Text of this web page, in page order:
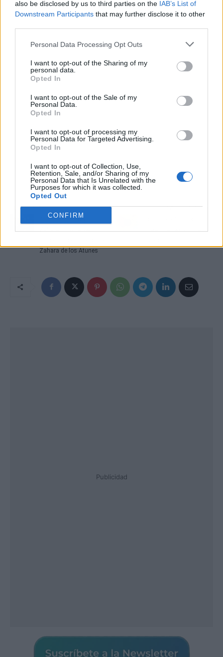
also be disclosed by us to third parties on the IAB’s List of
Downstream Participants that may further disclose it to other
Personal Data Processing Opt Outs
I want to opt-out of the Sharing of my
personal data.
Opted In
I want to opt-out of the Sale of my
Personal Data.
Opted In
I want to opt-out of processing my
Personal Data for Targeted Advertising.
Opted In
I want to opt-out of Collection, Use,
Retention, Sale, and/or Sharing of my
Personal Data that Is Unrelated with the
Purposes for which it was collected.
Opted Out
CONFIRM
Artículo anterior
Apartasuites Royal
Zahara, uno de los
Zahara de los Atunes
Artículo siguiente
melanina, por Clínica
Publicidad